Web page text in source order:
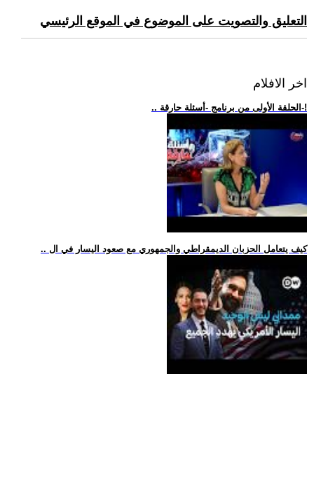
التعليق والتصويت على الموضوع في الموقع الرئيسي
اخر الافلام
.. الحلقة الأولى من برنامج -أسئلة حارقة-!
.. كيف يتعامل الحزبان الديمقراطي والجمهوري مع صعود اليسار في ال